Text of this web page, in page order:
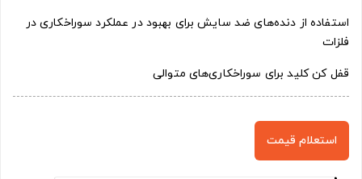
استفاده از دنده‌های ضد سایش برای بهبود در عملکرد سوراخکاری در
فلزات
قفل کن کلید برای سوراخکاری‌های متوالی
استعلام قیمت